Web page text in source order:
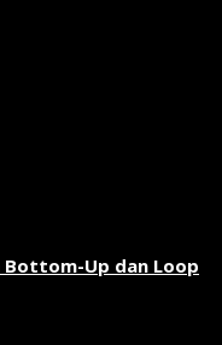
Bottom-Up dan Loop